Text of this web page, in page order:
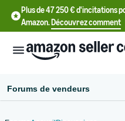
Plus de 47 250 € d'incitations
Amazon.Découvrez comment
Forums de vendeurs